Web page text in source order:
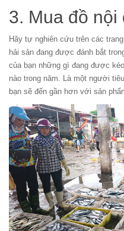
3. Mua đồ nội
Hãy tự nghiên cứu trên các
hải sản đang được đánh bắt
của bạn những gì đang được
nào trong năm. Là một người
bạn sẽ đến gần hơn với sản